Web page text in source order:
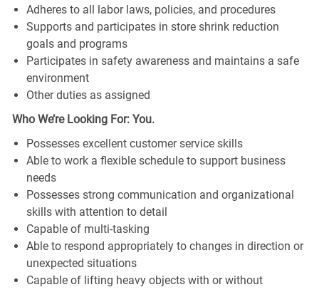
Adheres to all labor laws, policies, and procedures
Supports and participates in store shrink reduction
goals and programs
Participates in safety awareness and maintains a safe
environment
Other duties as assigned
Who We’re Looking For: You.
Possesses excellent customer service skills
Able to work a flexible schedule to support business
needs
Possesses strong communication and organizational
skills with attention to detail
Capable of multi-tasking
Able to respond appropriately to changes in direction or
unexpected situations
Capable of lifting heavy objects with or without